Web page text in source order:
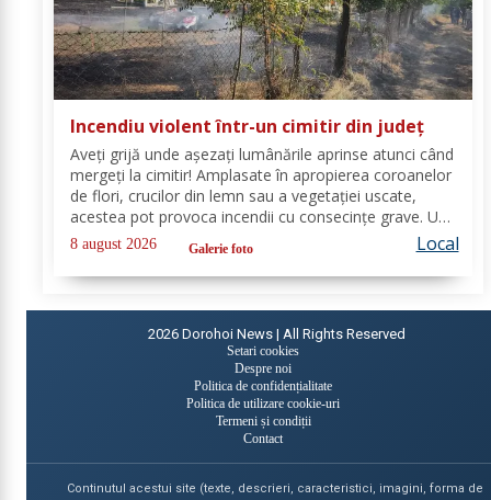
Incendiu violent într-un cimitir din județ
Aveți grijă unde așezați lumânările aprinse atunci când
mergeți la cimitir! Amplasate în apropierea coroanelor
de flori, crucilor din lemn sau a vegetației uscate,
acestea pot provoca incendii cu consecințe grave. Un
astfel de eveniment s-a produs ieri, în cimitirul din
localitatea Ichimeni, comuna...
8 august 2026 Galerie foto Local
2026 Dorohoi News | All Rights Reserved
Setari cookies
Despre noi
Politica de confidențialitate
Politica de utilizare cookie-uri
Termeni și condiții
Contact
Continutul acestui site (texte, descrieri, caracteristici, imagini, forma de